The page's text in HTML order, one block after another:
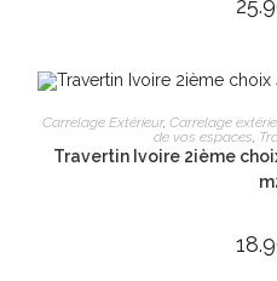
AJOUTER
Carrelage Extérieur, Carrelage
de vos espaces
Travertin Ivoire 2ième